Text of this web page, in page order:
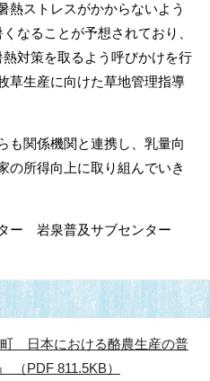
熱ストレスがかからないよう
なることが予想されており、
対策を取るよう呼びかけを行
草生産に向けた草地管理指導
関係機関と連携し、乳量向
の所得向上に取り組んでいき
ター 岩泉普及サブセンター
町 日本における酪農生産の普
（PDF 811.5KB）